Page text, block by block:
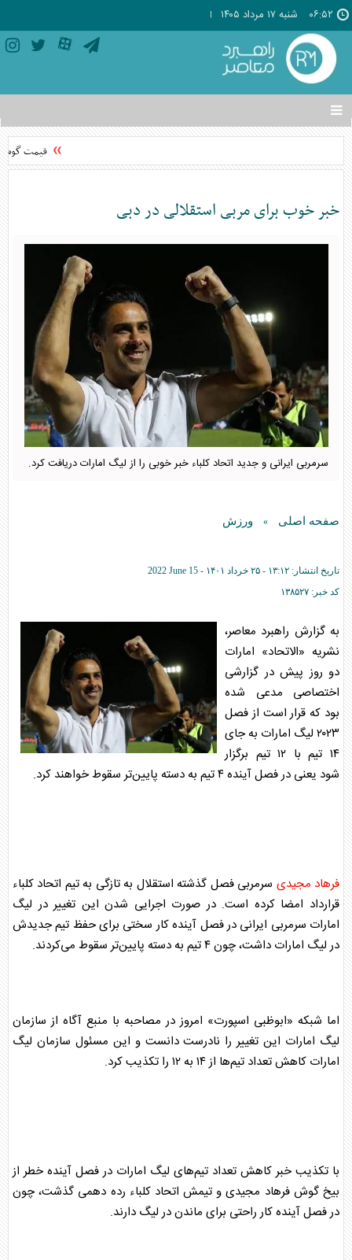
۰۶:۵۲ شنبه ۱۷ مرداد ۱۴۰۵
تغییر
وضعیت
منوی
ها
قیمت گوشی‌های
خبر خوب برای مربی استقلالی در دبی
سرمربی ایرانی و جدید اتحاد کلباء خبر خوبی را از لیگ امارات دریافت کرد.
صفحه اصلی » ورزش
تاریخ انتشار: ۱۳:۱۲ - ۲۵ خرداد ۱۴۰۱ -
2022 June 15
کد خبر: ۱۳۸۵۲۷
به گزارش راهبرد معاصر،
نشریه «الاتحاد» امارات
دو روز پیش در گزارشی
اختصاصی مدعی شده
بود که قرار است از فصل
۲۰۲۳ لیگ امارات به جای
۱۴ تیم با ۱۲ تیم برگزار
شود یعنی در فصل آینده ۴ تیم به دسته پایین‌تر سقوط خواهند کرد.
فرهاد مجیدی سرمربی فصل گذشته استقلال به تازگی به تیم اتحاد کلباء
قرارداد امضا کرده است. در صورت اجرایی شدن این تغییر در لیگ
امارات سرمربی ایرانی در فصل آینده کار سختی برای حفظ تیم جدیدش
در لیگ امارات داشت، چون ۴ تیم به دسته پایین‌تر سقوط می‌کردند.
اما شبکه «ابوظبی اسپورت» امروز در مصاحبه با منبع آگاه از سازمان
لیگ امارات این تغییر را نادرست دانست و این مسئول سازمان لیگ
امارات کاهش تعداد تیم‌ها از ۱۴ به ۱۲ را تکذیب کرد.
با تکذیب خبر کاهش تعداد تیم‌های لیگ امارات در فصل آینده خطر از
بیخ گوشفرهاد مجیدیو تیمش اتحاد کلباء رده دهمی گذشت، چون
در فصل آینده کار راحتی برای ماندن در لیگ دارند.